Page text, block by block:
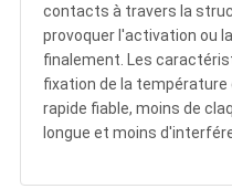
contacts à travers la
provoquer l'activation ou
finalement. Les
fixation de la
rapide fiable, moins de
longue et moins